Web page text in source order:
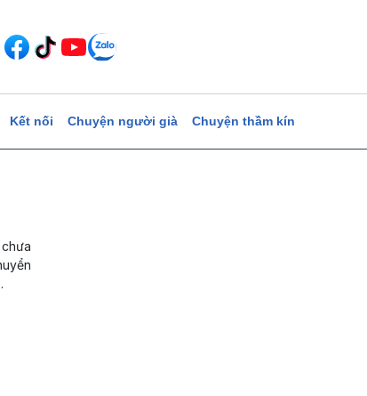
Kết nối Chuyện người già Chuyện thầm kín